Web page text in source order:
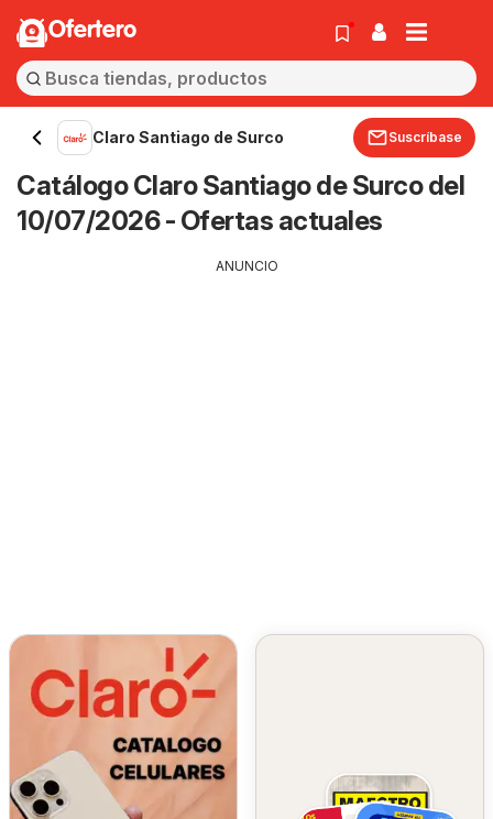
Ofertero
Claro Santiago de Surco Suscríbase
Catálogo Claro Santiago de Surco del
10/07/2026 - Ofertas actuales
ANUNCIO